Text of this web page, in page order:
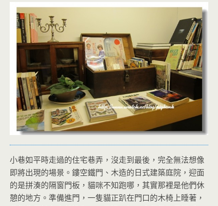
小巷如平時走過的住宅巷弄，沒走到最後，完全無法想像
即將出現的場景。鏤空鐵門、木造的日式建築庭院，迎面
的是拼湊的隔窗門板，貓咪不知跑哪，其實那裡是他們休
憩的地方。準備進門，一隻貓正趴在門口的木椅上睡著，